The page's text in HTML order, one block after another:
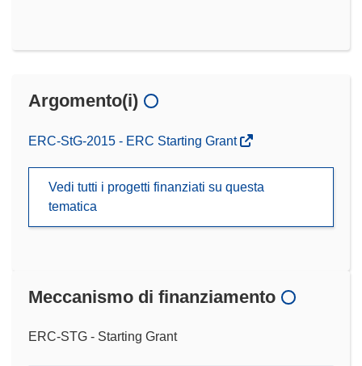
Argomento(i)
ERC-StG-2015 - ERC Starting Grant
Vedi tutti i progetti finanziati su questa
tematica
Meccanismo di finanziamento
ERC-STG - Starting Grant